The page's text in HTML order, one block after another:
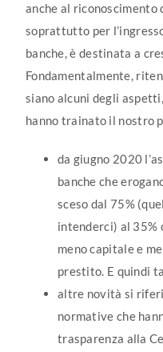
anche al riconoscimento
soprattutto per
banche, è destinata a
Fondamentalmente,
siano alcuni degli
hanno trainato il nostro
da giugno 2020
banche che
sceso dal 75%
intenderci) al 35%
meno capitale e
prestito. E quindi
altre novità si
normative che
trasparenza alla